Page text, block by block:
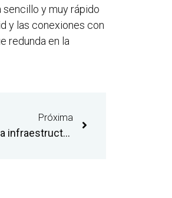
y muy rápido
y las conexiones con
redunda en la
Próxima
El aeropuerto de Castellón se proyecta como una infraestructura estratégica para la implantación de proyectos empresariales del sector aeroespacial